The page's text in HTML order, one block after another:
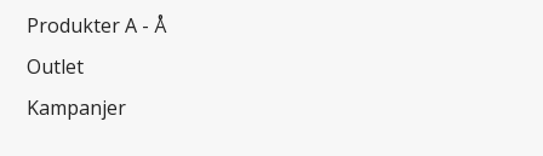
Produkter A - Å
Outlet
Kampanjer